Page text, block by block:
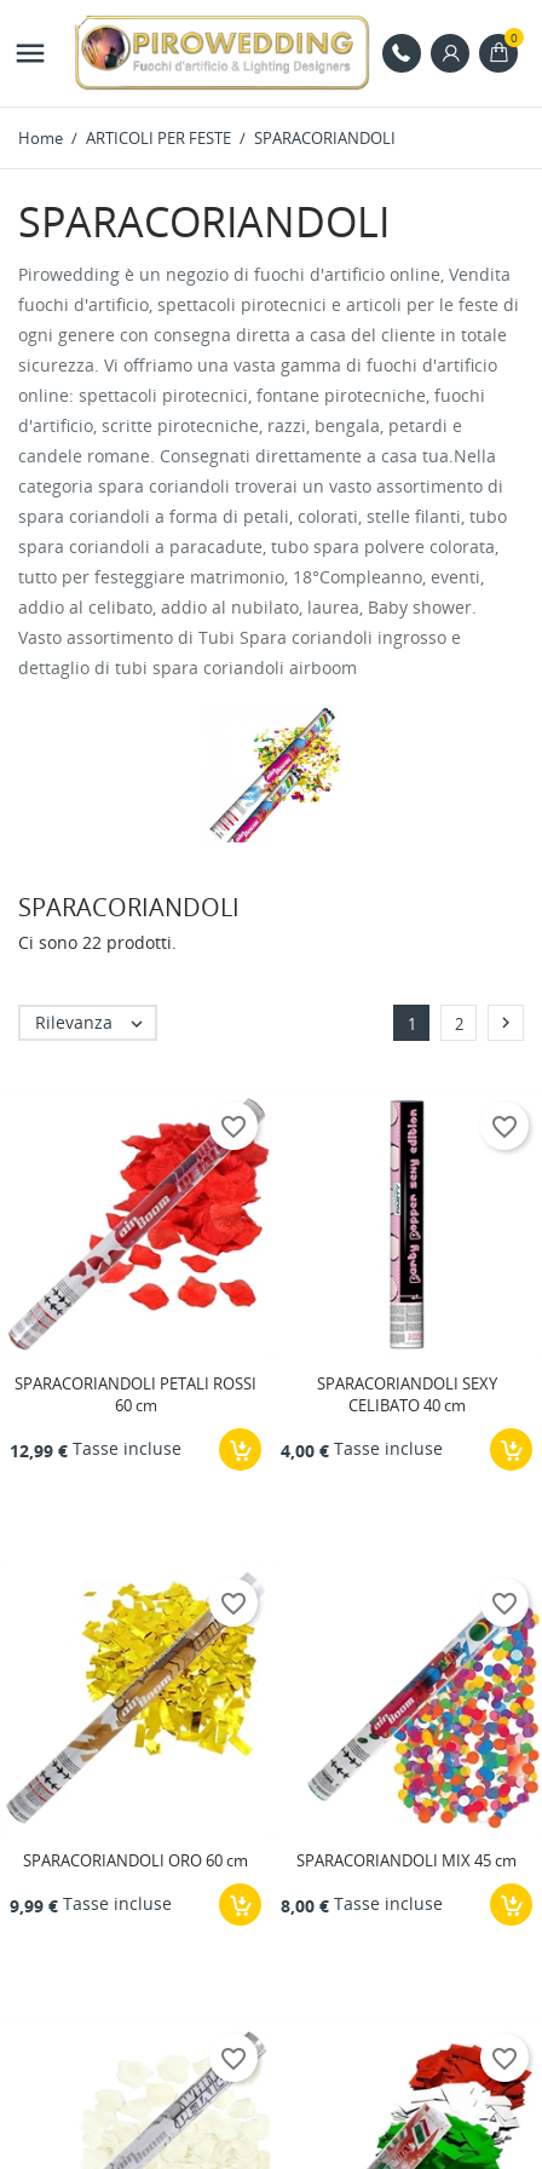
 0
Home ARTICOLI PER FESTE SPARACORIANDOLI
SPARACORIANDOLI
Pirowedding è un negozio di fuochi d'artificio online, Vendita
fuochi d'artificio, spettacoli pirotecnici e articoli per le feste di
ogni genere con consegna diretta a casa del cliente in totale
sicurezza. Vi offriamo una vasta gamma di fuochi d'artificio
online: spettacoli pirotecnici, fontane pirotecniche, fuochi
d'artificio, scritte pirotecniche, razzi, bengala, petardi e
candele romane. Consegnati direttamente a casa tua.Nella
categoria spara coriandoli troverai un vasto assortimento di
spara coriandoli a forma di petali, colorati, stelle filanti, tubo
spara coriandoli a paracadute, tubo spara polvere colorata,
tutto per festeggiare matrimonio, 18°Compleanno, eventi,
addio al celibato, addio al nubilato, laurea, Baby shower.
Vasto assortimento di Tubi Spara coriandoli ingrosso e
dettaglio di tubi spara coriandoli airboom
SPARACORIANDOLI
Ci sono 22 prodotti.
Rilevanza  1 2 
SPARACORIANDOLI PETALI ROSSI
60 cm
12,99 € Tasse incluse
favorite_border
SPARACORIANDOLI SEXY
CELIBATO 40 cm
4,00 € Tasse incluse
favorite_border
SPARACORIANDOLI ORO 60 cm
9,99 € Tasse incluse
favorite_border
SPARACORIANDOLI MIX 45 cm
8,00 € Tasse incluse
favorite_border
favorite_border favorite_border